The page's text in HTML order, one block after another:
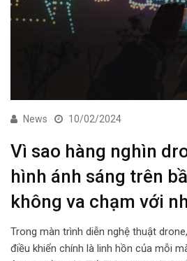
News 10/02/2024
Vì sao hàng nghìn
hình ánh sáng trên
không va chạm với
Trong màn trình diễn nghệ thuật
điều khiển chính là linh hồn của mỗi